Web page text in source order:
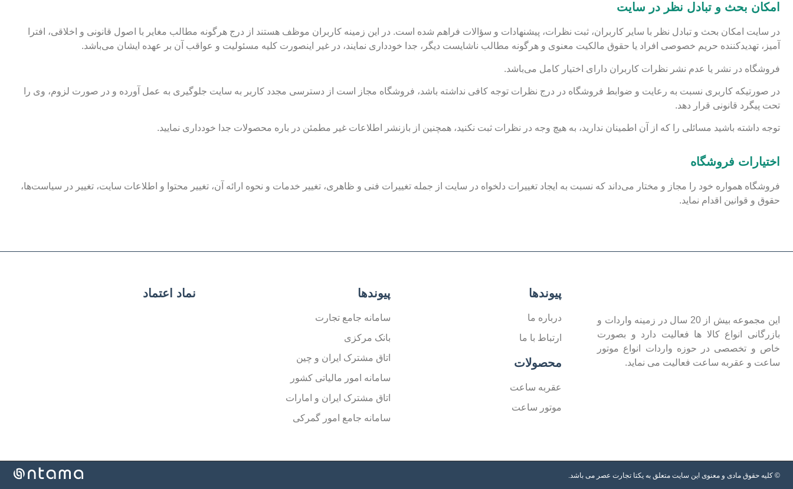
امکان بحث و تبادل نظر در سایت
در سایت امکان بحث و تبادل نظر با سایر کاربران، ثبت نظرات، پیشنهادات و سؤالات فراهم شده است. در این زمینه کاربران موظف هستند از درج هرگونه مطالب مغایر با اصول قانونی و اخلاقی، افترا
آمیز، تهدیدکننده حریم خصوصی افراد یا حقوق مالکیت معنوی و هرگونه مطالب ناشایست دیگر، جدا خودداری نمایند، در غیر اینصورت کلیه مسئولیت و عواقب آن بر عهده ایشان می‌باشد.
فروشگاه در نشر یا عدم نشر نظرات کاربران دارای اختیار کامل می‌باشد.
در صورتیکه کاربری نسبت به رعایت و ضوابط فروشگاه در درج نظرات توجه کافی نداشته باشد، فروشگاه مجاز است از دسترسی مجدد کاربر به سایت جلوگیری به عمل آورده و در صورت لزوم، وی را
تحت پیگرد قانونی قرار دهد.
توجه داشته باشید مسائلی را که از آن اطمینان ندارید، به هیچ وجه در نظرات ثبت نکنید، همچنین از بازنشر اطلاعات غیر مطمئن در باره محصولات جدا خودداری نمایید.
اختیارات فروشگاه
فروشگاه همواره خود را مجاز و مختار می‌داند که نسبت به ایجاد تغییرات دلخواه در سایت از جمله تغییرات فنی و ظاهری، تغییر خدمات و نحوه ارائه آن، تغییر محتوا و اطلاعات سایت، تغییر در سیاست‌ها،
حقوق و قوانین اقدام نماید.
این مجموعه بیش از 20 سال در زمینه واردات و
بازرگانی انواع کالا ها فعالیت دارد و بصورت
خاص و تخصصی در حوزه واردات انواع موتور
ساعت و عقربه ساعت فعالیت می نماید.
پیوندها
درباره ما
ارتباط با ما
محصولات
عقربه ساعت
موتور ساعت
پیوندها
سامانه جامع تجارت
بانک مرکزی
اتاق مشترک ایران و چین
سامانه امور مالیاتی کشور
اتاق مشترک ایران و امارات
سامانه جامع امور گمرکی
نماد اعتماد
© کلیه حقوق مادی و معنوی این سایت متعلق به یکتا تجارت عصر می باشد.